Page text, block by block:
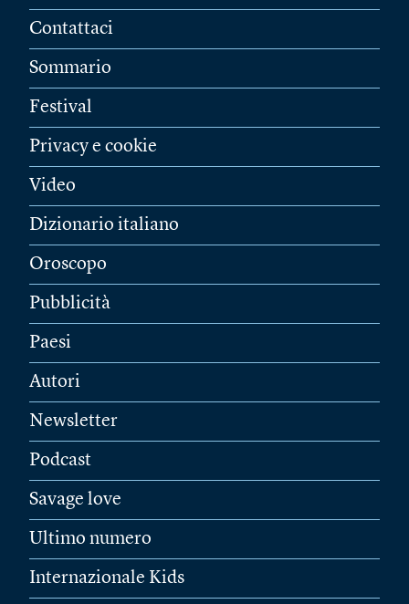
Contattaci
Sommario
Festival
Privacy e cookie
Video
Dizionario italiano
Oroscopo
Pubblicità
Paesi
Autori
Newsletter
Podcast
Savage love
Ultimo numero
Internazionale Kids